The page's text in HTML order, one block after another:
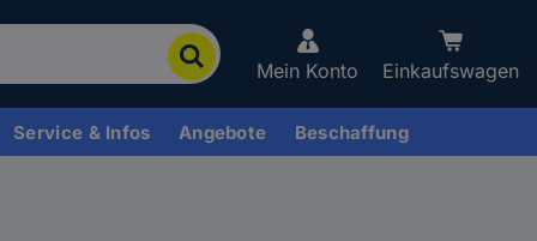
Mein Konto Einkaufswagen
Service & Infos Angebote Beschaffung